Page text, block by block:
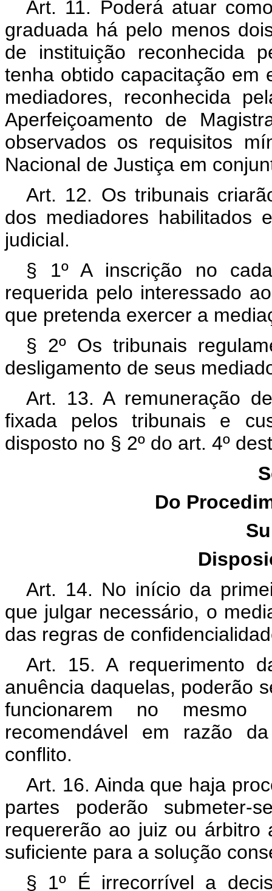
Art. 11. Poderá atuar
graduada há pelo menos
de instituição reconhecida
tenha obtido capacitação em
mediadores, reconhecida
Aperfeiçoamento de
observados os requisitos
Nacional de Justiça em
Art. 12. Os tribunais
dos mediadores habilitados
judicial.
§ 1º A inscrição no
requerida pelo interessado
que pretenda exercer a
§ 2º Os tribunais
desligamento de seus
Art. 13. A remuneração
fixada pelos tribunais e
disposto no § 2º do art. 4º
Do
Art. 14. No início da
que julgar necessário, o
das regras de
Art. 15. A requerimento
anuência daquelas, poderão
funcionarem no mesmo
recomendável em razão
conflito.
Art. 16. Ainda que haja
partes poderão
requererão ao juiz ou árbitro
suficiente para a solução
§ 1º É irrecorrível a